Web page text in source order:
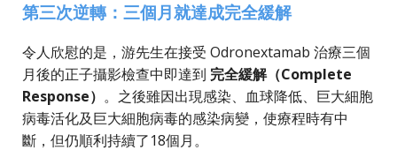
第三次逆轉：三個月就達成完全緩解
令人欣慰的是，游先生在接受 Odronextamab 治療三個
月後的正子攝影檢查中即達到 完全緩解（Complete
Response） 。之後雖因出現感染、血球降低、巨大細胞
病毒活化及巨大細胞病毒的感染病變，使療程時有中
斷，但仍順利持續了18個月。